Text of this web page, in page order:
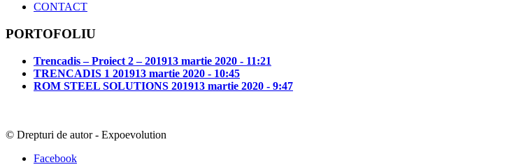
CONTACT
PORTOFOLIU
Trencadis – Proiect 2 – 201913 martie 2020 - 11:21
TRENCADIS 1 201913 martie 2020 - 10:45
ROM STEEL SOLUTIONS 201913 martie 2020 - 9:47
© Drepturi de autor - Expoevolution
Facebook